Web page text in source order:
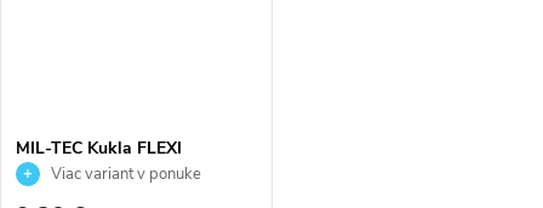
MIL-TEC Kukla FLEXI
TACTICAL
Viac variant v ponuke